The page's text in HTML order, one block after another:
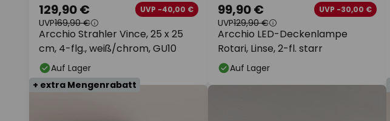
Arcchio Strahler Vince, 25 x 25
cm, 4-flg., weiß/chrom, GU10
129,90 € UVP -40,00 €
UVP169,90 €
Auf Lager
Arcchio LED-Deckenlampe
Rotari, Linse, 2-fl. starr
99,90 € UVP -30,00 €
UVP129,90 €
Auf Lager
+ extra Mengenrabatt